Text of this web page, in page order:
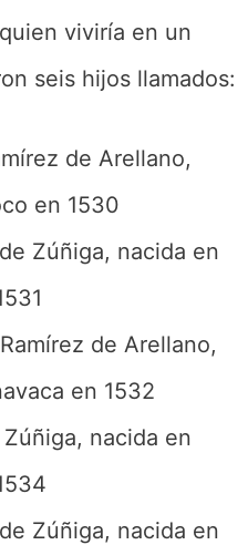
viviría en un
seis hijos llamados:
de Arellano,
en 1530
Zúñiga, nacida en
de Arellano,
en 1532
nacida en
Zúñiga, nacida en